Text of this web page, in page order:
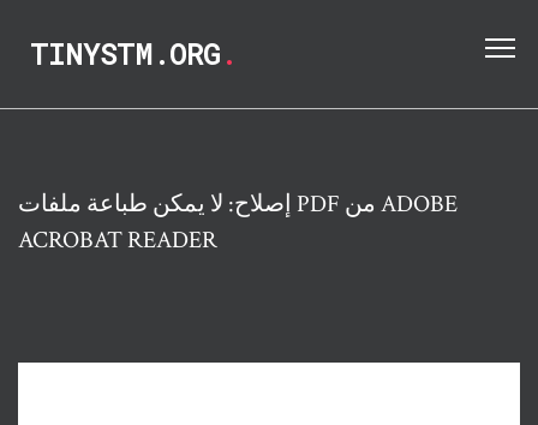
TINYSTM.ORG.
إصلاح: لا يمكن طباعة ملفات PDF من ADOBE
ACROBAT READER